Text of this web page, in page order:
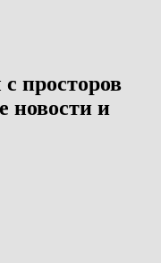
просторов
новости и